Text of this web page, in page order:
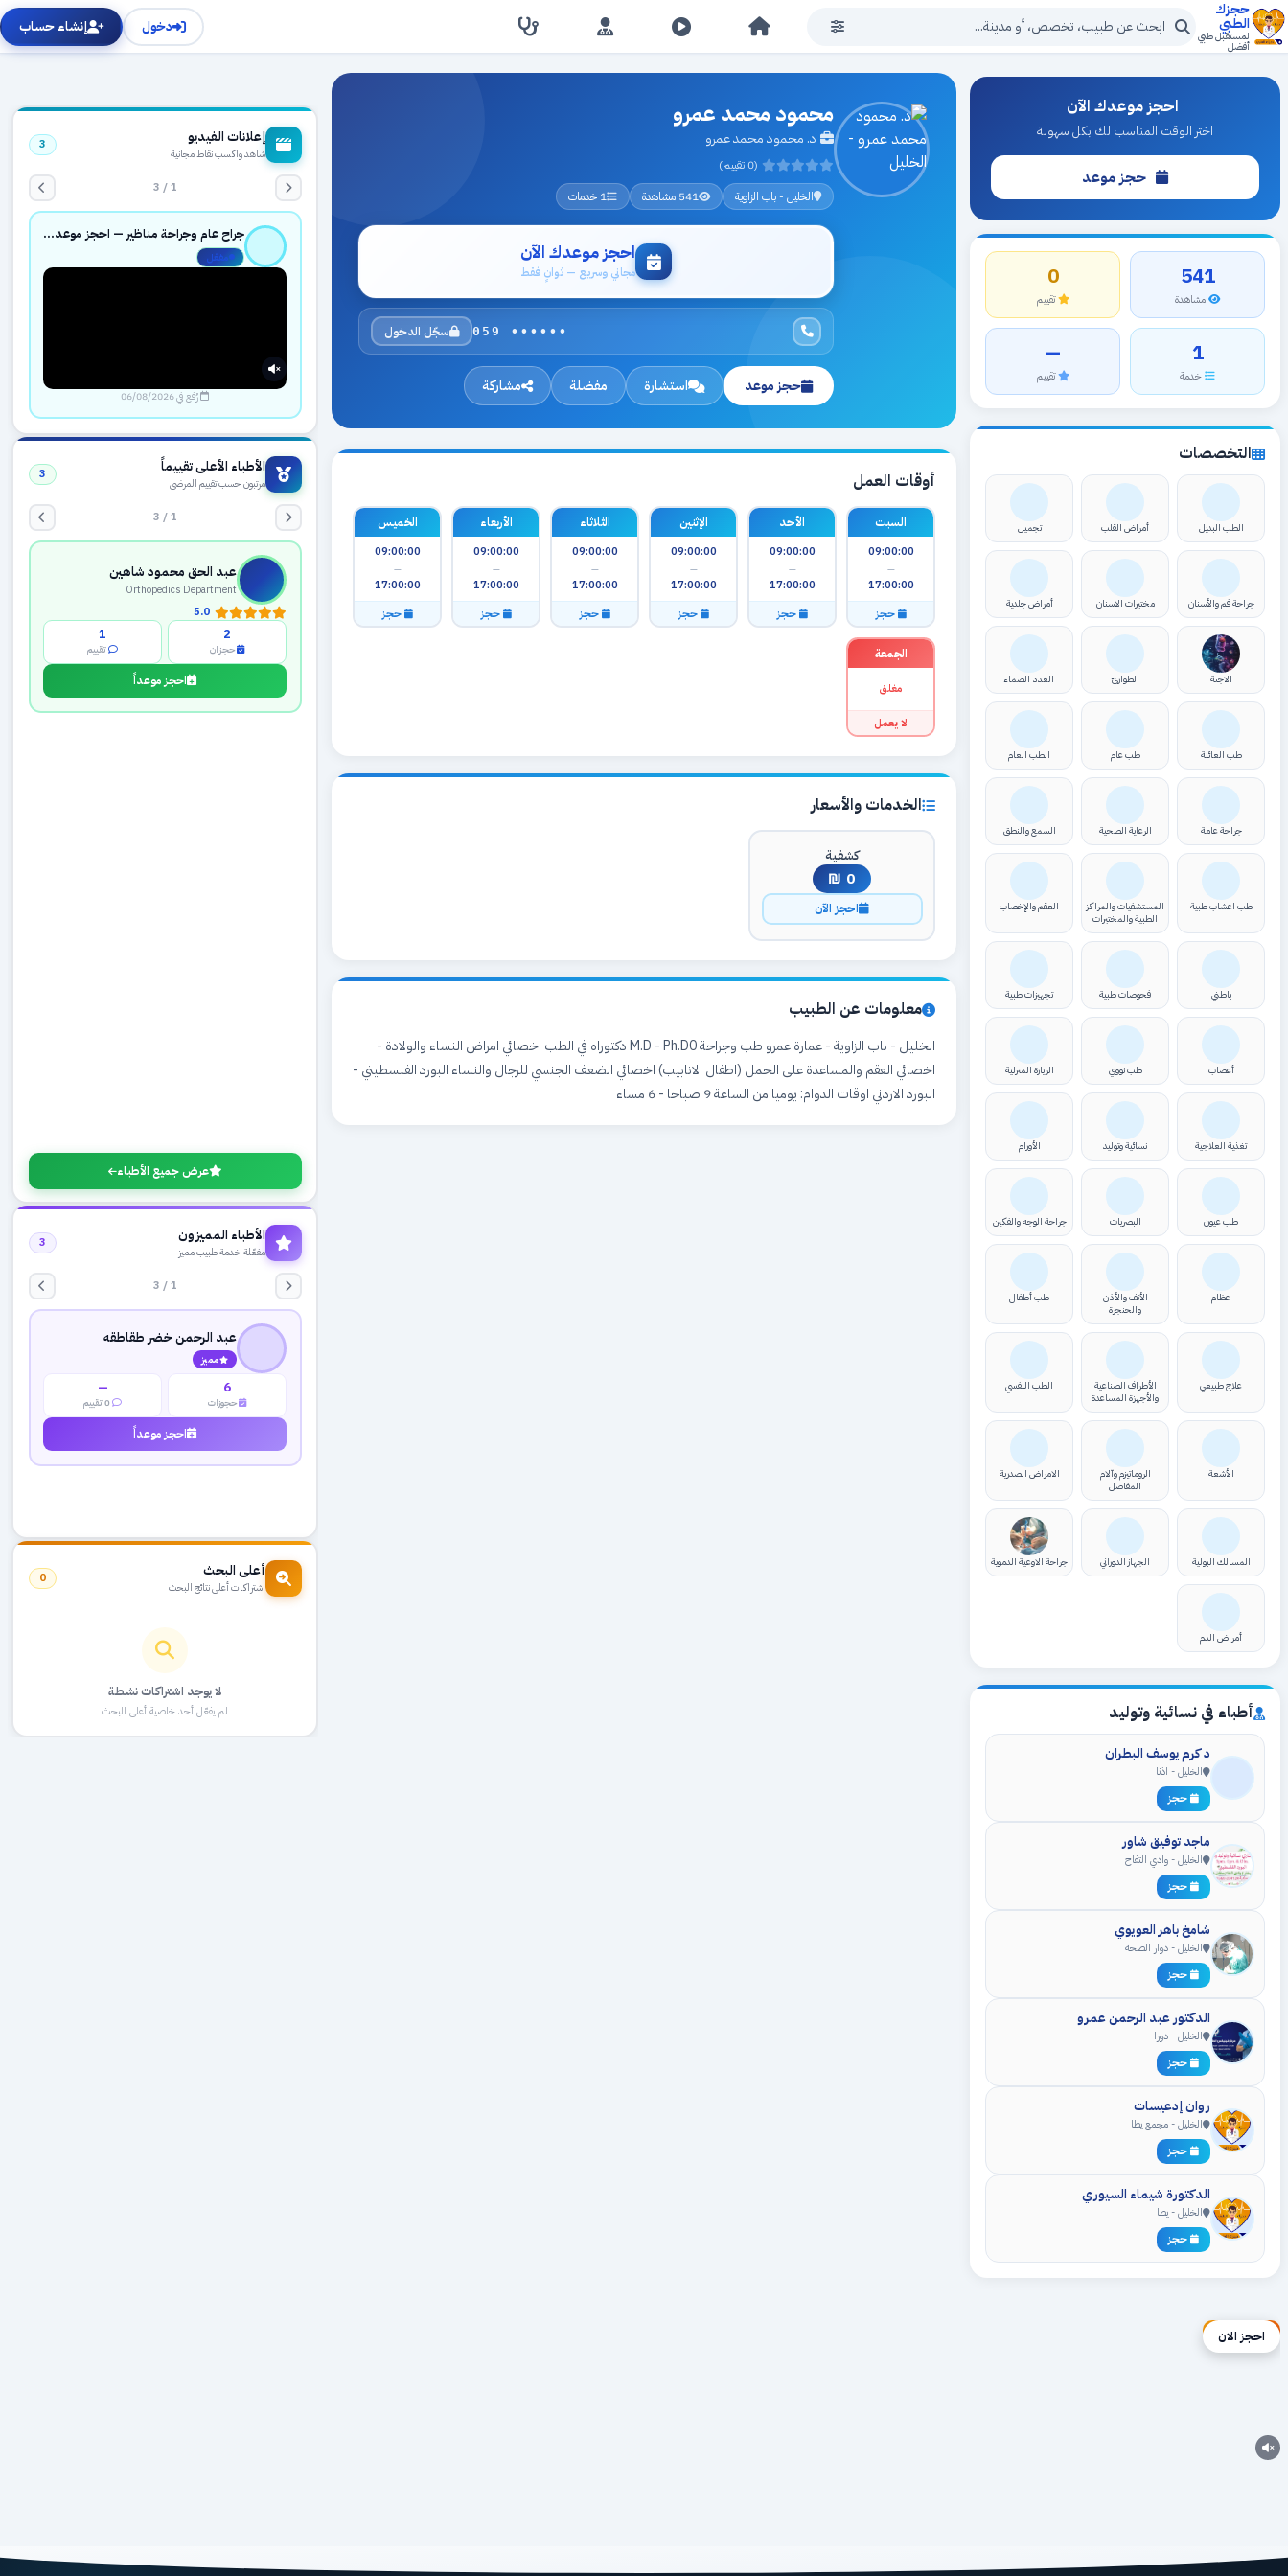
حجزك
الطبي
لمستقبل طبي
أفضل
دخول إنشاء حساب
احجز موعدك الآن
اختر الوقت المناسب لك بكل سهولة
حجز موعد
541
مشاهدة
0
تقييم
1
خدمة
—
تقييم
التخصصات
الطب البديل أمراض القلب تجميل
جراحة فم والأسنان مختبرات الاسنان أمراض جلدية
الاجنة الطوارئ الغدد الصماء
طب العائلة طب عام الطب العام
جراحة عامة الرعاية الصحية السمع والنطق
طب اعشاب طبية
المستشفيات والمراكز
الطبية والمختبرات
العقم والإخصاب
باطني فحوصات طبية تجهيزات طبية
أعصاب طب نووي الزيارة المنزلية
تغذية العلاجية نسائية وتوليد الأورام
طب عيون البصريات جراحة الوجه والفكين
عظام
الأنف والأذن
والحنجرة
طب أطفال
علاج طبيعي
الأطراف الصناعية
والأجهزة المساعدة
الطب النفسي
الأشعة
الروماتيزم وآلام
المفاصل
الامراض الصدرية
المسالك البولية الجهاز الدوراني جراحة الاوعية الدموية
أمراض الدم
أطباء في نسائية وتوليد
د كرم يوسف البطران
الخليل - اذنا
حجز
ماجد توفيق شاور
الخليل - وادي التفاح
حجز
شامخ باهر العويوي
الخليل - دوار الصحة
حجز
الدكتور عبد الرحمن عمرو
الخليل - دورا
حجز
روان إدعيسات
الخليل - مجمع يطا
حجز
الدكتورة شيماء السيوري
الخليل - يطا
حجز
إعلان ممول
احجز الان
محمود محمد عمرو
د. محمود محمد عمرو
(0 تقييم)
الخليل - باب الزاوية
541 مشاهدة 1 خدمات
احجز موعدك الآن
مجاني وسريع — ثوانٍ فقط
059 •••••• سجّل الدخول
حجز موعد استشارة مفضلة مشاركة
أوقات العمل
السبت
09:00:00
—
17:00:00
حجز
الأحد
09:00:00
—
17:00:00
حجز
الإثنين
09:00:00
—
17:00:00
حجز
الثلاثاء
09:00:00
—
17:00:00
حجز
الأربعاء
09:00:00
—
17:00:00
حجز
الخميس
09:00:00
—
17:00:00
حجز
الجمعة
مغلق
لا يعمل
الخدمات والأسعار
كشفية
0 ₪
احجز الآن
معلومات عن الطبيب
الخليل - باب الزاوية - عمارة عمرو طب وجراحة M.D - Ph.D0 دكتوراه في الطب اخصائي امراض النساء والولادة -
اخصائي العقم والمساعدة على الحمل (اطفال الانابيب) اخصائي الضعف الجنسي للرجال والنساء البورد الفلسطيني -
البورد الاردني اوقات الدوام: يوميا من الساعة 9 صباحا - 6 مساء
إعلانات الفيديو
شاهد واكسب نقاط مجانية
3
1 / 3
جراح عام وجراحة مناظير — احجز موعدك بثقة عبر حجزك الطبي
مفعّل
رُفع في 06/08/2026
الأطباء الأعلى تقييماً
مرتبون حسب تقييم المرضى
3
1 / 3
عبد الحق محمود شاهين
Orthopedics Department
5.0
2
حجزان
1
تقييم
احجز موعداً
عرض جميع الأطباء
الأطباء المميزون
مفعّلة خدمة طبيب مميز
3
1 / 3
عبد الرحمن خضر طقاطقه
مميز
6
حجوزات
—
احجز موعداً
أعلى البحث
اشتراكات أعلى نتائج البحث
0
لا يوجد اشتراكات نشطة
لم يفعّل أحد خاصية أعلى البحث